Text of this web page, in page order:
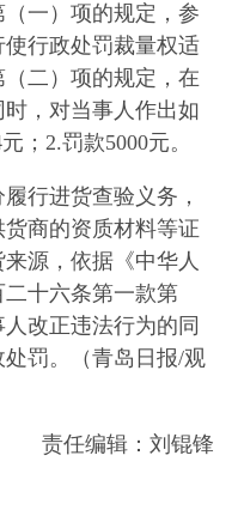
一）项的规定，参
行政处罚裁量权适
二）项的规定，在
，对当事人作出如
；2.罚款5000元。
行进货查验义务，
商的资质材料等证
源，依据《中华人
十六条第一款第
改正违法行为的同
罚。（青岛日报/观
责任编辑：刘锟锋